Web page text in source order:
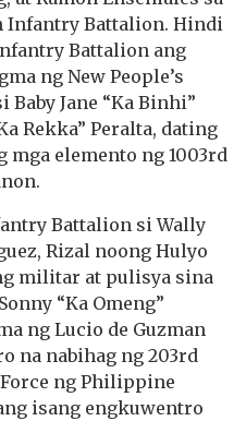
Infantry Battalion. Hindi
Battalion ang
ng New People’s
Baby Jane “Ka Binhi”
Rekka” Peralta, dating
mga elemento ng 1003rd
Battalion si Wally
Rizal noong Hulyo
militar at pulisya sina
“Ka Omeng”
ng Lucio de Guzman
na nabihag ng 203rd
ng Philippine
isang engkuwentro